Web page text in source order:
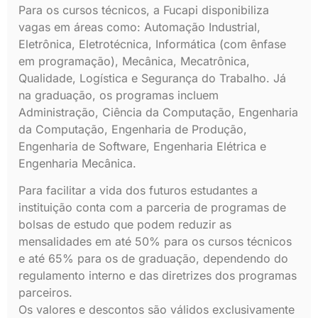
Para os cursos técnicos, a Fucapi disponibiliza
vagas em áreas como: Automação Industrial,
Eletrônica, Eletrotécnica, Informática (com ênfase
em programação), Mecânica, Mecatrônica,
Qualidade, Logística e Segurança do Trabalho. Já
na graduação, os programas incluem
Administração, Ciência da Computação, Engenharia
da Computação, Engenharia de Produção,
Engenharia de Software, Engenharia Elétrica e
Engenharia Mecânica.
Para facilitar a vida dos futuros estudantes a
instituição conta com a parceria de programas de
bolsas de estudo que podem reduzir as
mensalidades em até 50% para os cursos técnicos
e até 65% para os de graduação, dependendo do
regulamento interno e das diretrizes dos programas
parceiros.
Os valores e descontos são válidos exclusivamente